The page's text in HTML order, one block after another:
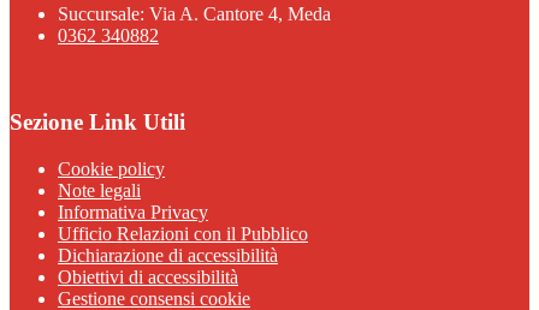
Succursale: Via A. Cantore 4, Meda
0362 340882
Sezione Link Utili
Cookie policy
Note legali
Informativa Privacy
Ufficio Relazioni con il Pubblico
Dichiarazione di accessibilità
Obiettivi di accessibilità
Gestione consensi cookie